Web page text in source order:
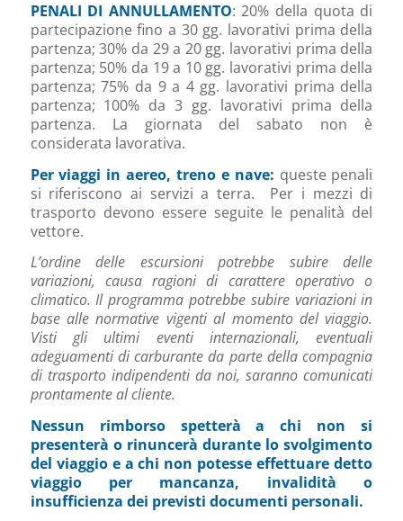
PENALI DI ANNULLAMENTO: 20% della quota di
partecipazione fino a 30 gg. lavorativi prima della
partenza; 30% da 29 a 20 gg. lavorativi prima della
partenza; 50% da 19 a 10 gg. lavorativi prima della
partenza; 75% da 9 a 4 gg. lavorativi prima della
partenza; 100% da 3 gg. lavorativi prima della
partenza. La giornata del sabato non è
considerata lavorativa.
Per viaggi in aereo, treno e nave: queste penali
si riferiscono ai servizi a terra. Per i mezzi di
trasporto devono essere seguite le penalità del
vettore.
L’ordine delle escursioni potrebbe subire delle
variazioni, causa ragioni di carattere operativo o
climatico. Il programma potrebbe subire variazioni in
base alle normative vigenti al momento del viaggio.
Visti gli ultimi eventi internazionali, eventuali
adeguamenti di carburante da parte della compagnia
di trasporto indipendenti da noi, saranno comunicati
prontamente al cliente.
Nessun rimborso spetterà a chi non si
presenterà o rinuncerà durante lo svolgimento
del viaggio e a chi non potesse effettuare detto
viaggio per mancanza, invalidità o
insufficienza dei previsti documenti personali.